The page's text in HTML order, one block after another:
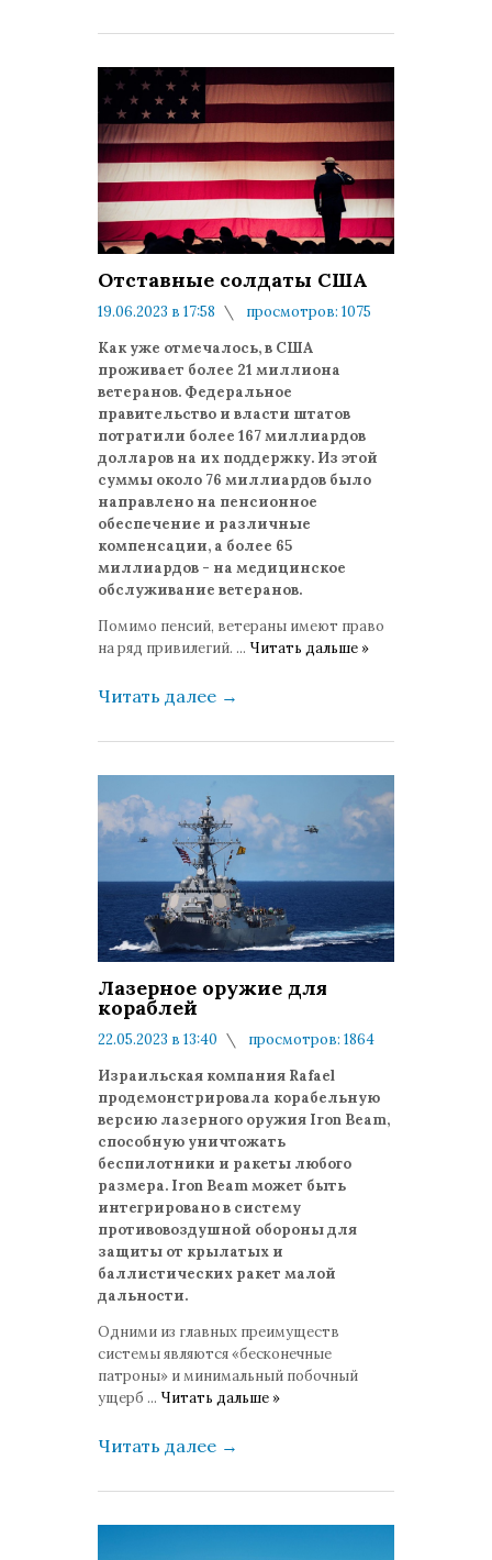
Отставные солдаты США
19.06.2023 в 17:58
просмотров: 1075
Как уже отмечалось, в США
проживает более 21 миллиона
ветеранов. Федеральное
правительство и власти штатов
потратили более 167 миллиардов
долларов на их поддержку. Из этой
суммы около 76 миллиардов было
направлено на пенсионное
обеспечение и различные
компенсации, а более 65
миллиардов - на медицинское
обслуживание ветеранов.
Помимо пенсий, ветераны имеют право
на ряд привилегий. ... Читать дальше »
Читать далее →
Лазерное оружие для
кораблей
22.05.2023 в 13:40
просмотров: 1864
Израильская компания Rafael
продемонстрировала корабельную
версию лазерного оружия Iron Beam,
способную уничтожать
беспилотники и ракеты любого
размера. Iron Beam может быть
интегрировано в систему
противовоздушной обороны для
защиты от крылатых и
баллистических ракет малой
дальности.
Одними из главных преимуществ
системы являются «бесконечные
патроны» и минимальный побочный
ущерб ... Читать дальше »
Читать далее →